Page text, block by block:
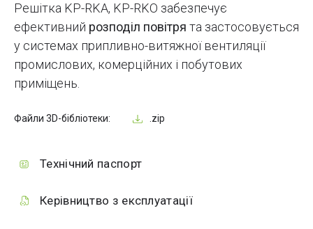
Решітка KP-RKA, KP-RKO забезпечує
ефективний розподіл повітря та застосовується
у системах припливно-витяжної вентиляції
промислових, комерційних і побутових
приміщень.
Файли 3D-бібліотеки: .zip
Технічний паспорт
Керівництво з експлуатації